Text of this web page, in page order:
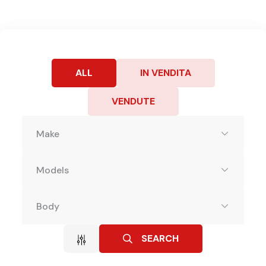
ALL IN VENDITA
VENDUTE
Make
Models
Body
SEARCH